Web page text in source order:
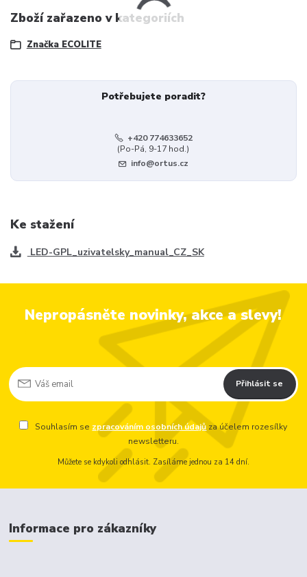
Zboží zařazeno v kategoriích
Značka ECOLITE
Potřebujete poradit?
+420 774633652
(Po-Pá, 9-17 hod.)
info@ortus.cz
Ke stažení
LED-GPL_uzivatelsky_manual_CZ_SK
Nepropásněte novinky, akce a slevy!
Přihlásit se
Souhlasím se zpracováním osobních údajů za účelem rozesílky
newsletteru.
Můžete se kdykoli odhlásit. Zasíláme jednou za 14 dní.
Informace pro zákazníky